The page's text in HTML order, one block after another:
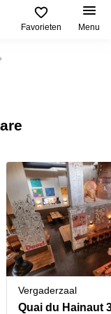
Favorieten Menu
Vergaderzaal
Quai du Hainaut